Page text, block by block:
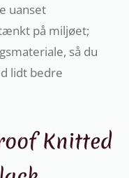
uanset
på miljøet;
så du
lidt bedre
Knitted